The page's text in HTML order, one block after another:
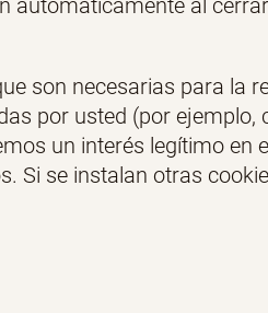
automáticamente al
son necesarias para la
por usted (por
un interés legítimo
Si se instalan otras